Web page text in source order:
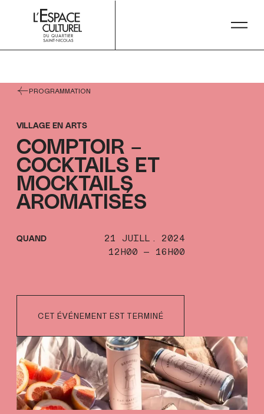
string(5) "16H00"
PROGRAMMATION
VILLAGE EN ARTS
COMPTOIR –
COCKTAILS ET
MOCKTAILS
AROMATISÉS
QUAND
21 JUILL. 2024
12H00 — 16H00
CET ÉVÉNEMENT EST TERMINÉ
COMPTOIR –
COCKTAILS ET
MOCKTAILS
AROMATISÉS